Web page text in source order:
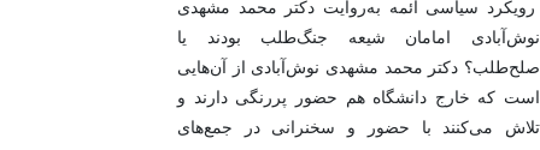
رویکرد سیاسی ائمه به‌روایت دکتر محمد مشهدی
نوش‌آبادی امامان شیعه جنگ‌طلب بودند یا
صلح‌طلب؟ دکتر محمد مشهدی نوش‌آبادی از آن‌هایی
است که خارج دانشگاه هم حضور پررنگی دارند و
تلاش می‌کنند با حضور و سخنرانی در جمع‌های